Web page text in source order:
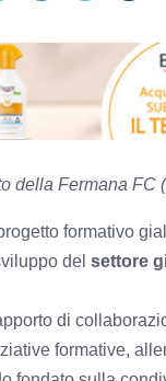
della Fermana FC
formativo
del settore
di
formative,